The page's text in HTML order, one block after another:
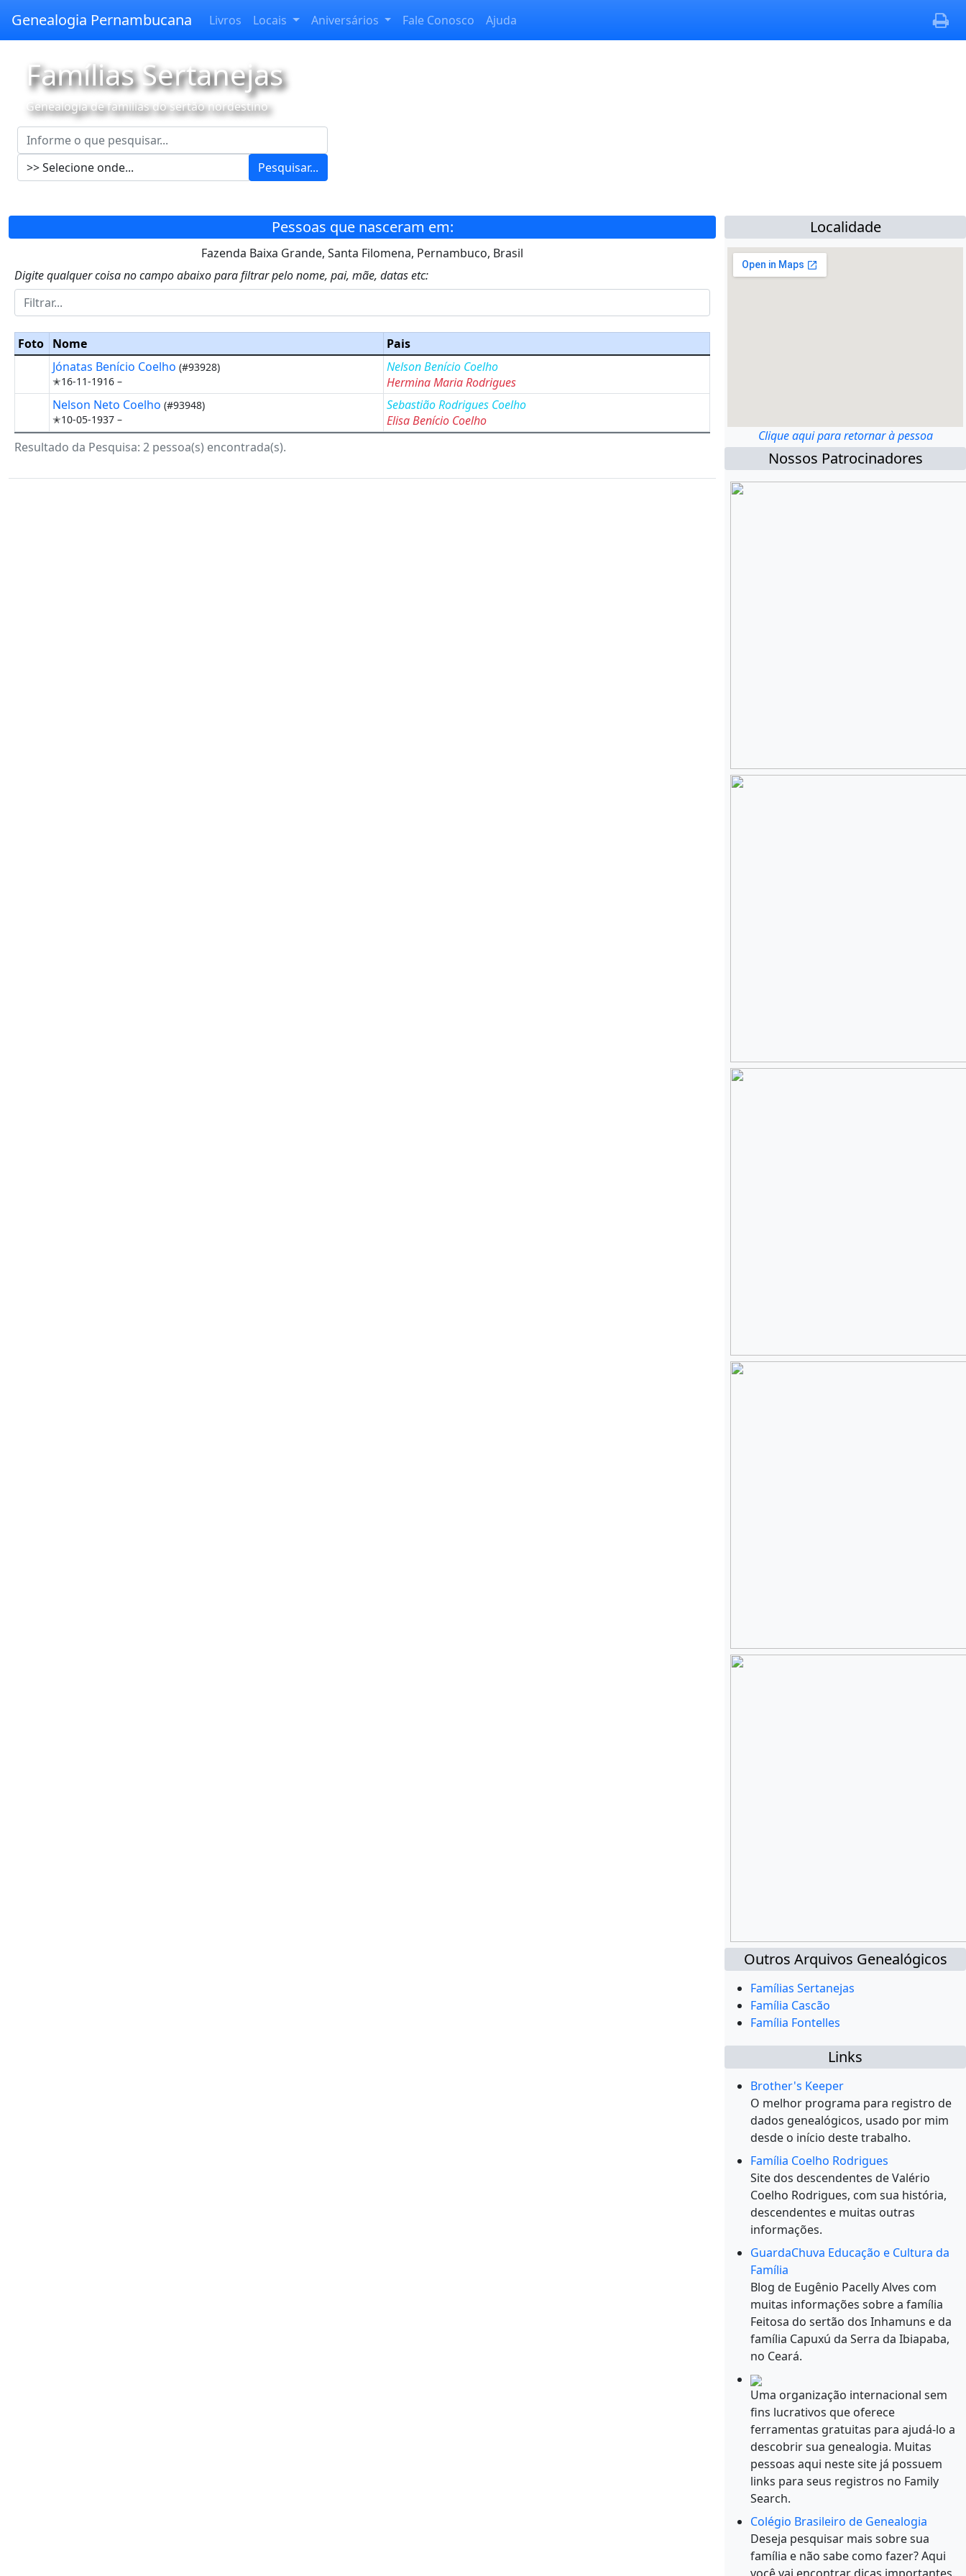
Genealogia Pernambucana Livros Locais Aniversários Fale Conosco Ajuda
Famílias Sertanejas
Genealogia de famílias do sertão nordestino
Pesquisar...
Pessoas que nasceram em:
Fazenda Baixa Grande, Santa Filomena, Pernambuco, Brasil
Digite qualquer coisa no campo abaixo para filtrar pelo nome, pai, mãe, datas etc:
Foto Nome
Pais
Jónatas Benício Coelho (#93928)
✭16-11-1916 –
Nelson Benício Coelho
Hermina Maria Rodrigues
Nelson Neto Coelho (#93948)
✭10-05-1937 –
Sebastião Rodrigues Coelho
Elisa Benício Coelho
Resultado da Pesquisa: 2 pessoa(s) encontrada(s).
Localidade
Clique aqui para retornar à pessoa
Nossos Patrocinadores
Outros Arquivos Genealógicos
Famílias Sertanejas
Família Cascão
Família Fontelles
Links
Brother's Keeper
O melhor programa para registro de
dados genealógicos, usado por mim
desde o início deste trabalho.
Família Coelho Rodrigues
Site dos descendentes de Valério
Coelho Rodrigues, com sua história,
descendentes e muitas outras
informações.
GuardaChuva Educação e Cultura da
Família
Blog de Eugênio Pacelly Alves com
muitas informações sobre a família
Feitosa do sertão dos Inhamuns e da
família Capuxú da Serra da Ibiapaba,
no Ceará.
Uma organização internacional sem
fins lucrativos que oferece
ferramentas gratuitas para ajudá-lo a
descobrir sua genealogia. Muitas
pessoas aqui neste site já possuem
links para seus registros no Family
Search.
Colégio Brasileiro de Genealogia
Deseja pesquisar mais sobre sua
família e não sabe como fazer? Aqui